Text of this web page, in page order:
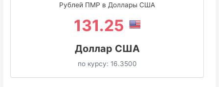
Рублей ПМР в Доллары США
131.25
Доллар США
по курсу: 16.3500